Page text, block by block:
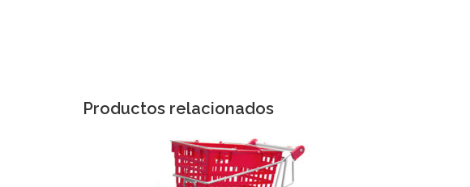
Productos relacionados